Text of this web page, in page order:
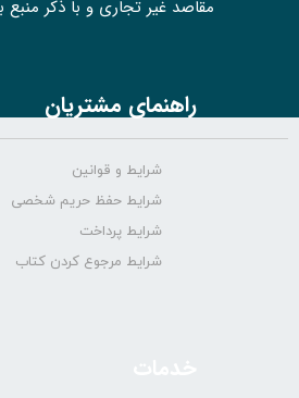
مقاصد غیر تجاری و با ذکر منبع
راهنمای مشتریان
شرایط و قوانین
شرایط حفظ حریم شخصی
شرایط پرداخت
شرایط مرجوع کردن کتاب